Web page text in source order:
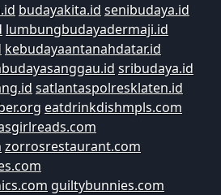
budayakita.id senibudaya.id
lumbungbudayadermaji.id
kebudayaantanahdatar.id
sribudaya.id
satlantaspolresklaten.id
eatdrinkdishmpls.com
zorrosrestaurant.com
guiltybunnies.com